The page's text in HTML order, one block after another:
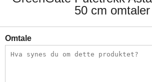
50 cm omtaler
Omtale